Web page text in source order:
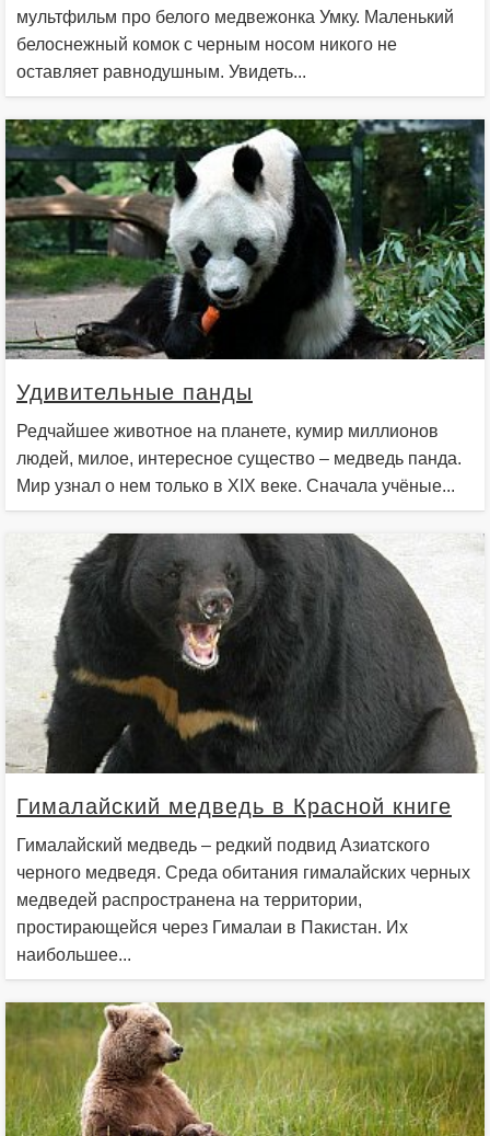
мультфильм про белого медвежонка Умку. Маленький
белоснежный комок с черным носом никого не
оставляет равнодушным. Увидеть...
Удивительные панды
Редчайшее животное на планете, кумир миллионов
людей, милое, интересное существо – медведь панда.
Мир узнал о нем только в XIX веке. Сначала учёные...
Гималайский медведь в Красной книге
Гималайский медведь – редкий подвид Азиатского
черного медведя. Среда обитания гималайских черных
медведей распространена на территории,
простирающейся через Гималаи в Пакистан. Их
наибольшее...